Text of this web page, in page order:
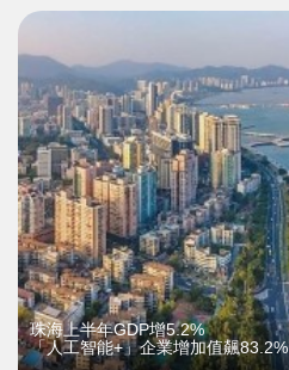
珠海上半年GDP增5.2%
「人工智能+」企業增加值飆83.2%